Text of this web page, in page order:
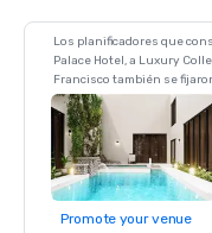
Los planificadores que
Palace Hotel, a Luxury
Francisco también se
Promote your venue